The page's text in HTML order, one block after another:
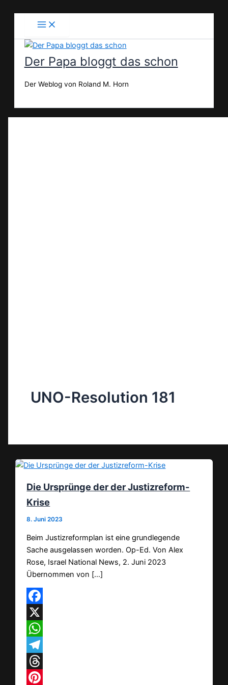
Der Papa bloggt das schon
Der Weblog von Roland M. Horn
UNO-Resolution 181
Die Ursprünge der der Justizreform-
Krise
8. Juni 2023
Beim Justizreformplan ist eine grundlegende
Sache ausgelassen worden. Op-Ed. Von Alex
Rose, Israel National News, 2. Juni 2023
Übernommen von […]
Facebook
X
WhatsApp
Telegram
Threads